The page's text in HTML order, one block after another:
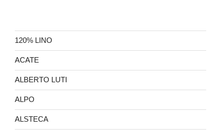
120% LINO
ACATE
ALBERTO LUTI
ALPO
ALSTECA